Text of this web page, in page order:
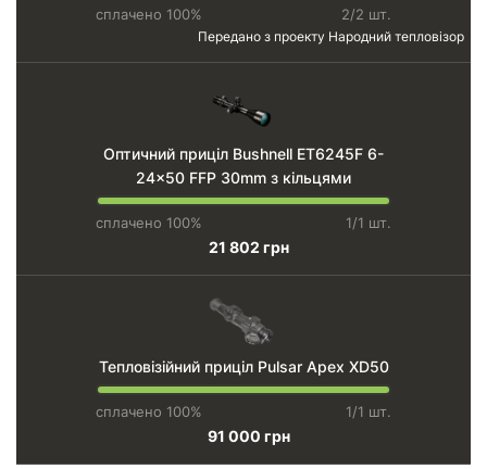
сплачено 100%
2/2 шт.
Передано з проекту Народний тепловізор
Оптичний приціл Bushnell ET6245F 6-
24x50 FFP 30mm з кільцями
сплачено 100% 1/1 шт.
21 802 грн
Тепловізійний приціл Pulsar Apex XD50
сплачено 100% 1/1 шт.
91 000 грн